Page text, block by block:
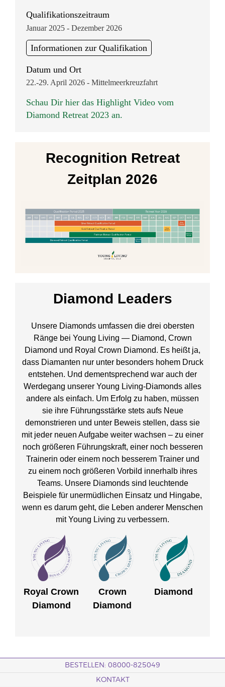
Qualifikationszeitraum
Januar 2025 - Dezember 2026
Informationen zur Qualifikation
Datum und Ort
22.-29. April 2026 - Mittelmeerkreuzfahrt
Schau Dir hier das Highlight Video vom
Diamond Retreat 2023 an.
Recognition Retreat
Zeitplan 2026
Diamond Leaders
Unsere Diamonds umfassen die drei obersten
Ränge bei Young Living — Diamond, Crown
Diamond und Royal Crown Diamond. Es heißt ja,
dass Diamanten nur unter besonders hohem Druck
entstehen. Und dementsprechend war auch der
Werdegang unserer Young Living-Diamonds alles
andere als einfach. Um Erfolg zu haben, müssen
sie ihre Führungsstärke stets aufs Neue
demonstrieren und unter Beweis stellen, dass sie
mit jeder neuen Aufgabe weiter wachsen – zu einer
noch größeren Führungskraft, einer noch besseren
Trainerin oder einem noch besserem Trainer und
zu einem noch größeren Vorbild innerhalb ihres
Teams. Unsere Diamonds sind leuchtende
Beispiele für unermüdlichen Einsatz und Hingabe,
wenn es darum geht, die Leben anderer Menschen
mit Young Living zu verbessern.
Royal Crown
Diamond
Crown
Diamond
Diamond
BESTELLEN: 08000-825049
KONTAKT